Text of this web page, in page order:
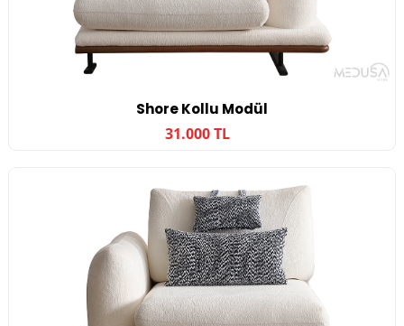
Shore Kollu Modül
31.000 TL